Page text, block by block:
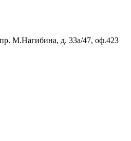
М.Нагибина, д. 33а/47, оф.423